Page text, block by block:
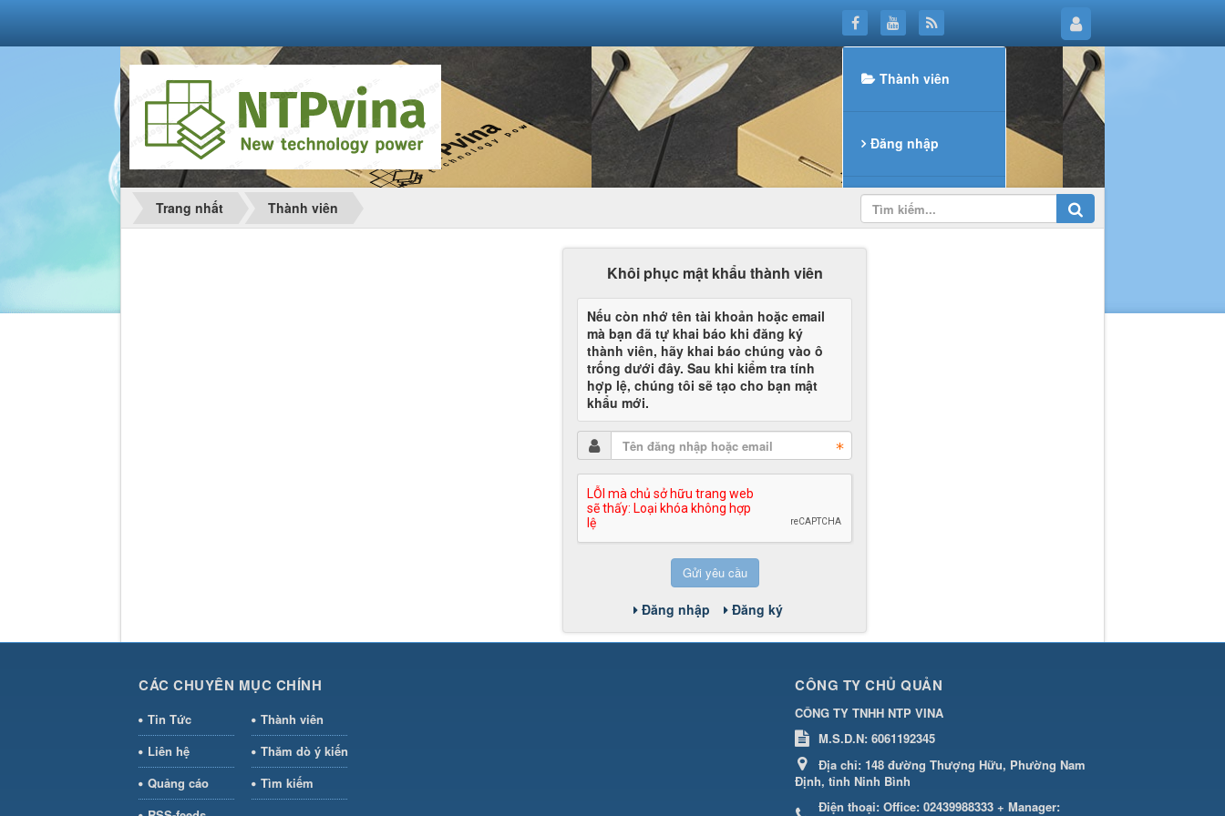
Thành viên
Đăng nhập
Đăng ký
Trang nhất Thành viên
Khôi phục mật khẩu thành viên
Nếu còn nhớ tên tài khoản hoặc email
mà bạn đã tự khai báo khi đăng ký
thành viên, hãy khai báo chúng vào ô
trống dưới đây. Sau khi kiểm tra tính
hợp lệ, chúng tôi sẽ tạo cho bạn mật
khẩu mới.
Gửi yêu cầu
Đăng nhập Đăng ký
CÁC CHUYÊN MỤC CHÍNH
Tin Tức
Thành viên
Liên hệ
Thăm dò ý kiến
Quảng cáo
Tìm kiếm
CÔNG TY CHỦ QUẢN
CÔNG TY TNHH NTP VINA
M.S.D.N: 6061192345
Địa chỉ: 148 đường Thượng Hữu, Phường Nam
Định, tỉnh Ninh Bình
Điện thoại: Office: 02439988333 + Manager: